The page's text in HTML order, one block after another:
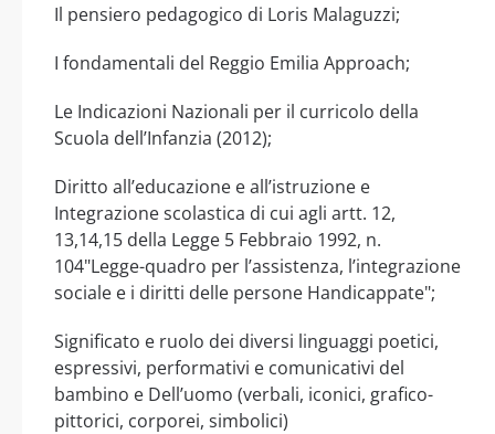
Il pensiero pedagogico di Loris Malaguzzi;
I fondamentali del Reggio Emilia Approach;
Le Indicazioni Nazionali per il curricolo della
Scuola dell’Infanzia (2012);
Diritto all’educazione e all’istruzione e
Integrazione scolastica di cui agli artt. 12,
13,14,15 della Legge 5 Febbraio 1992, n.
104"Legge-quadro per l’assistenza, l’integrazione
sociale e i diritti delle persone Handicappate";
Significato e ruolo dei diversi linguaggi poetici,
espressivi, performativi e comunicativi del
bambino e Dell’uomo (verbali, iconici, grafico-
pittorici, corporei, simbolici)